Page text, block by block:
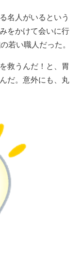
名人がいるという
をかけて会いに行
若い職人だった。
救うんだ！と、胃
だ。意外にも、丸